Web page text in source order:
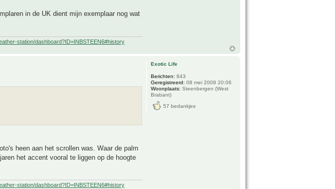
in de UK dient mijn exemplaar nog wat
station/dashboard?ID=INBSTEEN6#history
heen aan het scrollen was. Waar de palm
het accent vooral te liggen op de hoogte
station/dashboard?ID=INBSTEEN6#history
Exotic Life
Berichten: 843
Geregistreerd: 08 mei 2009 20:06
Woonplaats: Steenbergen (West
Brabant)
57 bedankjes